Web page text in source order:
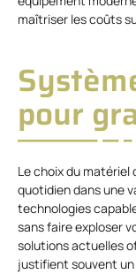
maîtriser les coûts
pour
Le choix du
quotidien dans une
technologies
sans faire exploser
solutions actuelles
justifient souvent un